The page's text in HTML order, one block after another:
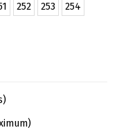
252 253
254